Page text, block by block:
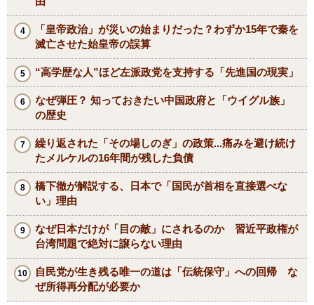
「皇帝政治」が災いの始まりだった？わずか15年で秦を
滅亡させた始皇帝の誤算
“高学歴な人”ほど左派政党を支持する「先進国の現実」
なぜ弾圧？ 知っておきたい中国政府と「ウイグル族」
の歴史
繰り返された「その場しのぎ」の政策...痛みを避け続け
たメルケルの16年間が残した負債
橋下徹が解説する、日本で「国民が首相を直接選べな
い」理由
なぜ日本だけが「目の敵」にされるのか 習近平政権が
台湾問題で絶対に譲らない理由
自民党が生き残る唯一の道は「伝統保守」への回帰 な
ぜ所得再分配が必要か